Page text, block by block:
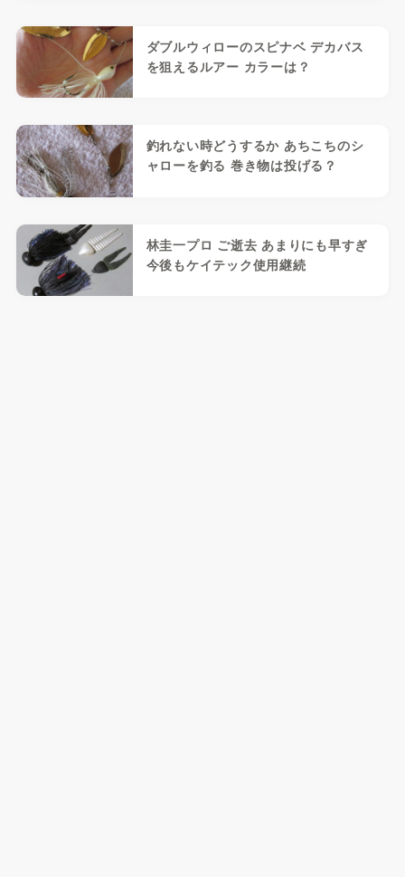
ダブルウィローのスピナベ デカバス
を狙えるルアー カラーは？
釣れない時どうするか あちこちのシ
ャローを釣る 巻き物は投げる？
林圭一プロ ご逝去 あまりにも早すぎ
今後もケイテック使用継続